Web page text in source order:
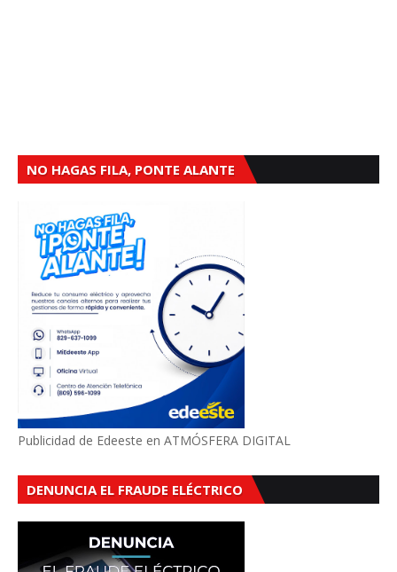
NO HAGAS FILA, PONTE ALANTE
Publicidad de Edeeste en ATMÓSFERA DIGITAL
DENUNCIA EL FRAUDE ELÉCTRICO